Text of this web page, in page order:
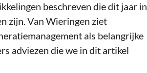
beschreven die dit jaar in
zijn. Van Wieringen ziet
als belangrijke
adviezen die we in dit artikel